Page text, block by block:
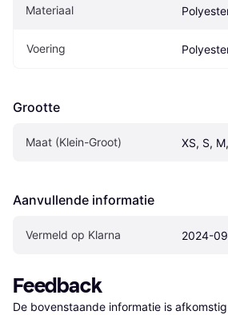
Materiaal
Voering
Grootte
Maat (Klein-Groot) XS, S,
Aanvullende informatie
Vermeld op Klarna 2024-
Feedback
De bovenstaande informatie is